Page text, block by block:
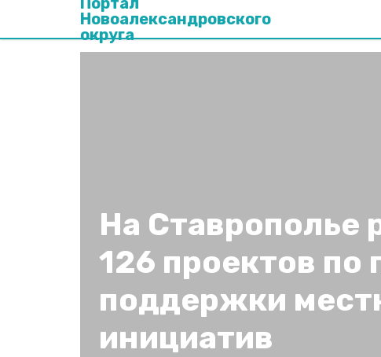
Новоалександровского
округа
На Ставрополье
126 проектов по
поддержки
инициатив